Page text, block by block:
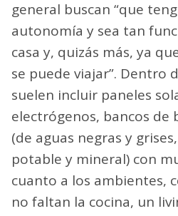
vehículo. Adicionalmente
trabajo de carpintería
levantar las paredes,
sea sólida y duradera”.
Si bien no hay dos
general buscan “que
autonomía y sea tan
casa y, quizás más, ya
se puede viajar”. Dentro